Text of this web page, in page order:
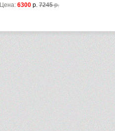
Цена: 6300 р. 7245р.